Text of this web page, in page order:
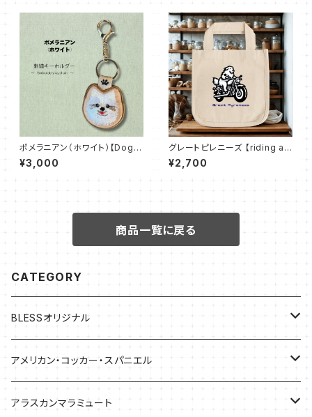
ポメラニアン（ホワイト）【DogT
ag Stitch】両面刺繍キーホルダ
ー
¥3,000
グレートピレニーズ 【riding a
motorcycle】ロコトート（Ｓ）
¥2,700
商品一覧に戻る
CATEGORY
BLESSオリジナル
バッグ
アメリカン・コッカー・スパニエル
バッグ
アラスカンマラミュート